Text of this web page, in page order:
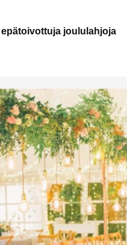
epätoivottuja joululahjoja